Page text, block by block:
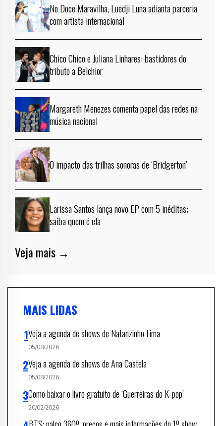
No Doce Maravilha, Luedji Luna adianta parceria
com artista internacional
Chico Chico e Juliana Linhares: bastidores do
tributo a Belchior
Margareth Menezes comenta papel das redes na
música nacional
O impacto das trilhas sonoras de ‘Bridgerton’
Larissa Santos lança novo EP com 5 inéditas;
saiba quem é ela
Veja mais →
MAIS LIDAS
Veja a agenda de shows de Natanzinho Lima
05/08/2026
Veja a agenda de shows de Ana Castela
05/08/2026
Como baixar o livro gratuito de ‘Guerreiras do K-pop’
20/02/2026